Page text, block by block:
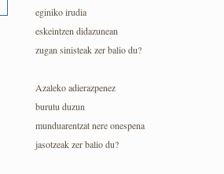
eginiko irudia
eskeintzen didazunean
zugan sinisteak zer balio du?
Azaleko adierazpenez
burutu duzun
munduarentzat nere onespena
jasotzeak zer balio du?